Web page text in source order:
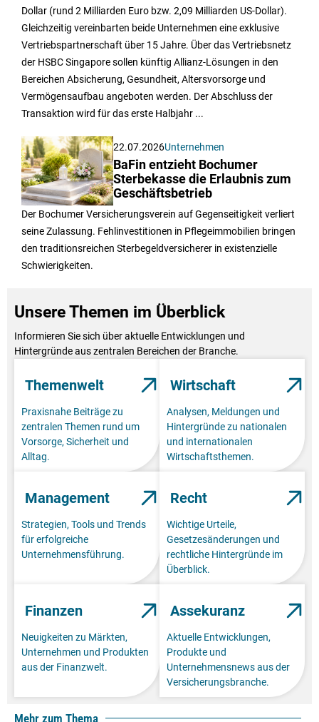
Dollar (rund 2 Milliarden Euro bzw. 2,09 Milliarden US-Dollar).
Gleichzeitig vereinbarten beide Unternehmen eine exklusive
Vertriebspartnerschaft über 15 Jahre. Über das Vertriebsnetz
der HSBC Singapore sollen künftig Allianz-Lösungen in den
Bereichen Absicherung, Gesundheit, Altersvorsorge und
Vermögensaufbau angeboten werden. Der Abschluss der
Transaktion wird für das erste Halbjahr ...
22.07.2026Unternehmen
BaFin entzieht Bochumer
Sterbekasse die Erlaubnis zum
Geschäftsbetrieb
Der Bochumer Versicherungsverein auf Gegenseitigkeit verliert
seine Zulassung. Fehlinvestitionen in Pflegeimmobilien bringen
den traditionsreichen Sterbegeldversicherer in existenzielle
Schwierigkeiten.
Unsere Themen im Überblick
Informieren Sie sich über aktuelle Entwicklungen und
Hintergründe aus zentralen Bereichen der Branche.
Themenwelt
Praxisnahe Beiträge zu
zentralen Themen rund um
Vorsorge, Sicherheit und
Alltag.
Wirtschaft
Analysen, Meldungen und
Hintergründe zu nationalen
und internationalen
Wirtschaftsthemen.
Management
Strategien, Tools und Trends
für erfolgreiche
Unternehmensführung.
Recht
Wichtige Urteile,
Gesetzesänderungen und
rechtliche Hintergründe im
Überblick.
Finanzen
Neuigkeiten zu Märkten,
Unternehmen und Produkten
aus der Finanzwelt.
Assekuranz
Aktuelle Entwicklungen,
Produkte und
Unternehmensnews aus der
Versicherungsbranche.
Mehr zum Thema